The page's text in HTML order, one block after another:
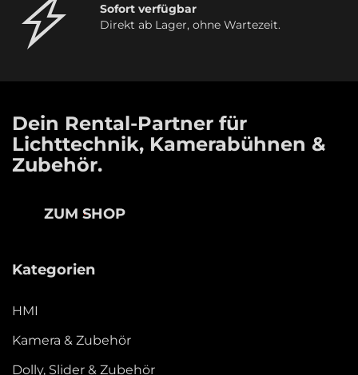
Sofort verfügbar
Direkt ab Lager, ohne Wartezeit.
Dein Rental-Partner für
Lichttechnik, Kamerabühnen &
Zubehör.
ZUM SHOP
Kategorien
HMI
Kamera & Zubehör
Dolly, Slider & Zubehör